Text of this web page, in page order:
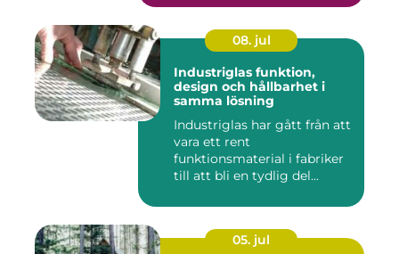
08. jul
Industriglas funktion,
design och hållbarhet i
samma lösning
Industriglas har gått från att
vara ett rent
funktionsmaterial i fabriker
till att bli en tydlig del...
05. jul